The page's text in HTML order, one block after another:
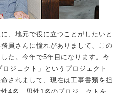
、地元で役に立つことがしたいと
員さんに憧れがありまして、この
た。今年で5年目になります。今
ジェクト」というプロジェクト
されまして、現在は工事書類を担
4名、男性1名のプロジェクトを